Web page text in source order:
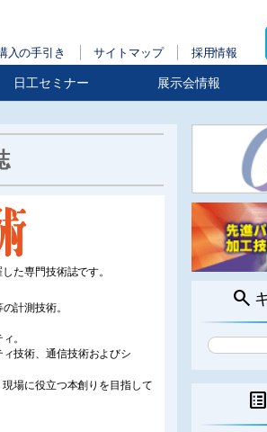
入の手引き サイトマップ 採用情報
日工セミナー 展示会情報
た専門技術誌です。
計測技術。
。
技術、通信技術およびシ
場に役立つ本創りを目指して
search
list_alt